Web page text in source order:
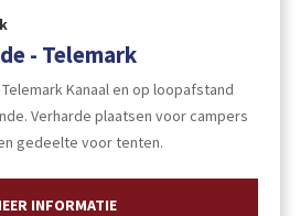
- Telemark
Kanaal en op loopafstand
Verharde plaatsen voor campers
gedeelte voor tenten.
INFORMATIE